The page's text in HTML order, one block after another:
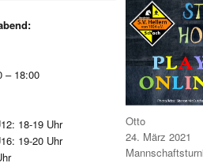
Autor
Otto
Veröffentlicht
am
24. März 2021
Kategorien
– 18:00
18-19 Uhr
19-20 Uhr